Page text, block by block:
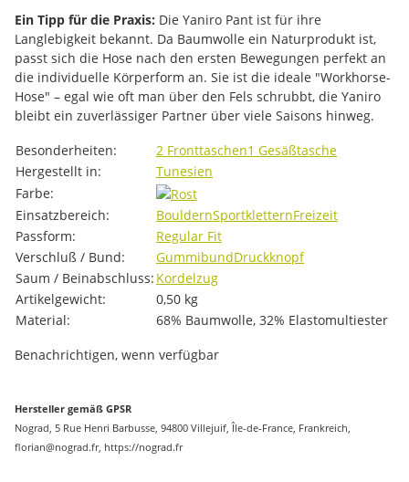
Ein Tipp für die Praxis: Die Yaniro Pant ist für ihre
Langlebigkeit bekannt. Da Baumwolle ein Naturprodukt ist,
passt sich die Hose nach den ersten Bewegungen perfekt an
die individuelle Körperform an. Sie ist die ideale "Workhorse-
Hose" – egal wie oft man über den Fels schrubbt, die Yaniro
bleibt ein zuverlässiger Partner über viele Saisons hinweg.
Produkteigenschaft
Wert
Besonderheiten: 2 Fronttaschen1 Gesäßtasche
Hergestellt in:
Tunesien
Farbe:
Einsatzbereich:
BouldernSportkletternFreizeit
Passform:
Regular Fit
Verschluß / Bund:
GummibundDruckknopf
Saum / Beinabschluss: Kordelzug
Artikelgewicht:
0,50 kg
Material:
68% Baumwolle, 32% Elastomultiester
Benachrichtigen, wenn verfügbar
Hersteller gemäß GPSR
Nograd, 5 Rue Henri Barbusse, 94800 Villejuif, Île-de-France, Frankreich,
florian@nograd.fr, https://nograd.fr